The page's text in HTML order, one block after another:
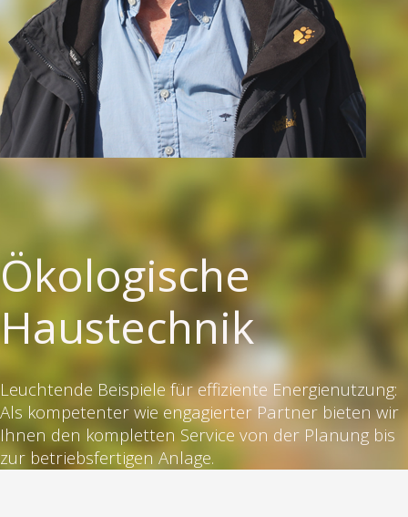
Ökologische
Haustechnik
Leuchtende Beispiele für effiziente Energienutzung:
Als kompetenter wie engagierter Partner bieten wir
Ihnen den kompletten Service von der Planung bis
zur betriebsfertigen Anlage.